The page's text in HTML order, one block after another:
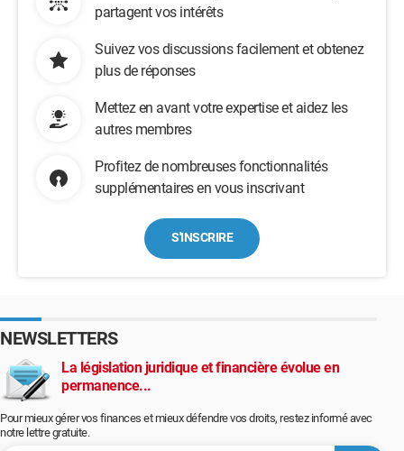
partagent vos intérêts
Suivez vos discussions facilement et obtenez
plus de réponses
Mettez en avant votre expertise et aidez les
autres membres
Profitez de nombreuses fonctionnalités
supplémentaires en vous inscrivant
S'INSCRIRE
NEWSLETTERS
La législation juridique et financière évolue en
permanence...
Pour mieux gérer vos finances et mieux défendre vos droits, restez informé avec
notre lettre gratuite.